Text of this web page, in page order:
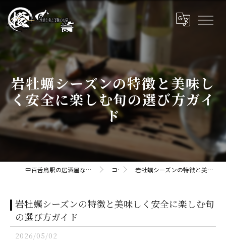
岩牡蠣シーズンの特徴と美味し
く安全に楽しむ旬の選び方ガイ
ド
中百舌鳥駅の居酒屋なら橙daidaii-地酒と肴と釜飯のお店 コラム 岩牡蠣シーズンの特徴と美味しく安全に楽しむ旬の選び方ガイド
岩牡蠣シーズンの特徴と美味しく安全に楽しむ旬
の選び方ガイド
2026/05/02